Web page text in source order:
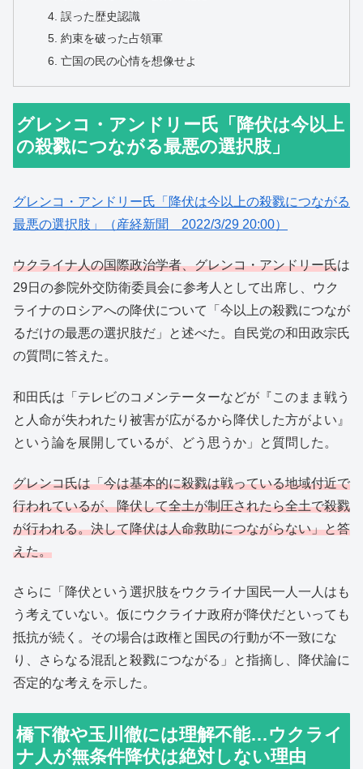
誤った歴史認識
約束を破った占領軍
亡国の民の心情を想像せよ
グレンコ・アンドリー氏「降伏は今以上
の殺戮につながる最悪の選択肢」
グレンコ・アンドリー氏「降伏は今以上の殺戮につながる
最悪の選択肢」（産経新聞 2022/3/29 20:00）
ウクライナ人の国際政治学者、グレンコ・アンドリー氏は
29日の参院外交防衛委員会に参考人として出席し、ウク
ライナのロシアへの降伏について「今以上の殺戮につなが
るだけの最悪の選択肢だ」と述べた。自民党の和田政宗氏
の質問に答えた。
和田氏は「テレビのコメンテーターなどが『このまま戦う
と人命が失われたり被害が広がるから降伏した方がよい』
という論を展開しているが、どう思うか」と質問した。
グレンコ氏は「今は基本的に殺戮は戦っている地域付近で
行われているが、降伏して全土が制圧されたら全土で殺戮
が行われる。決して降伏は人命救助につながらない」と答
えた。
さらに「降伏という選択肢をウクライナ国民一人一人はも
う考えていない。仮にウクライナ政府が降伏だといっても
抵抗が続く。その場合は政権と国民の行動が不一致にな
り、さらなる混乱と殺戮につながる」と指摘し、降伏論に
否定的な考えを示した。
橋下徹や玉川徹には理解不能…ウクライ
ナ人が無条件降伏は絶対しない理由